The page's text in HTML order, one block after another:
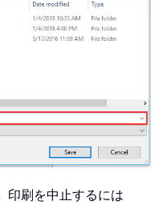
印刷を中止するには